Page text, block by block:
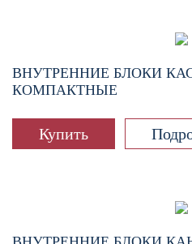
ВНУТРЕННИЕ БЛОКИ
КОМПАКТНЫЕ
Купить